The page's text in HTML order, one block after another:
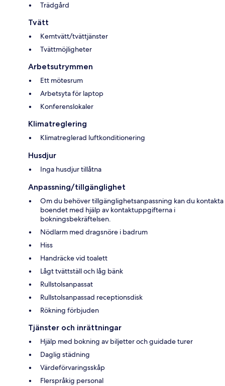
Trädgård
Tvätt
Kemtvätt/tvättjänster
Tvättmöjligheter
Arbetsutrymmen
Ett mötesrum
Arbetsyta för laptop
Konferenslokaler
Klimatreglering
Klimatreglerad luftkonditionering
Husdjur
Inga husdjur tillåtna
Anpassning/tillgänglighet
Om du behöver tillgänglighetsanpassning kan du kontakta
boendet med hjälp av kontaktuppgifterna i
bokningsbekräftelsen.
Nödlarm med dragsnöre i badrum
Hiss
Handräcke vid toalett
Lågt tvättställ och låg bänk
Rullstolsanpassat
Rullstolsanpassad receptionsdisk
Rökning förbjuden
Tjänster och inrättningar
Hjälp med bokning av biljetter och guidade turer
Daglig städning
Värdeförvaringsskåp
Flerspråkig personal